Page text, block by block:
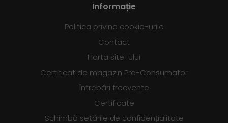
Informație
Politica privind cookie-urile
Contact
Harta site-ului
Certificat de magazin Pro-Consumator
Întrebări frecvente
Certificate
Schimbă setările de confidențialitate